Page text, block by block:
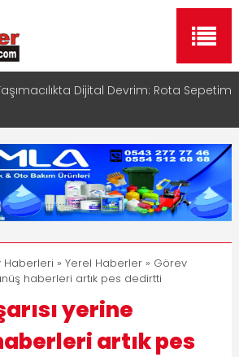
OSB Bölge Müdürü Makam Koltuğunu
Rehberi ile Google ve Yapay Zeka
Aramalarında Öne Çıkın
Aksaray Esnaf Rehberi Hizmete Girdi
Yayın Hayatına Başladı | Hızlı ve
Akıllı Haber Platformu
Dijital Devrim: Rota Sepetim
Haberleri » Yerel Haberler» Görev
haberleri artık pes dedirtti
yerine
artık pes